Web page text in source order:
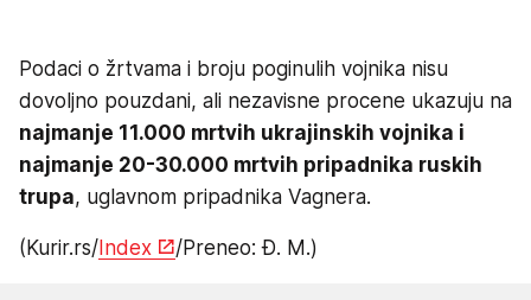
Podaci o žrtvama i broju poginulih vojnika nisu
dovoljno pouzdani, ali nezavisne procene ukazuju na
najmanje 11.000 mrtvih ukrajinskih vojnika i
najmanje 20-30.000 mrtvih pripadnika ruskih
trupa, uglavnom pripadnika Vagnera.
(Kurir.rs/Index /Preneo: Đ. M.)